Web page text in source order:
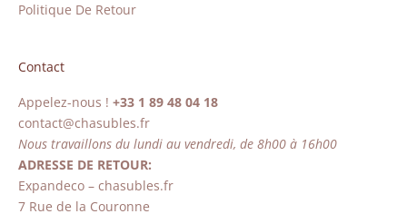
Politique De Retour
Contact
Appelez-nous ! +33 1 89 48 04 18
contact@chasubles.fr
Nous travaillons du lundi au vendredi, de 8h00 à 16h00
ADRESSE DE RETOUR:
Expandeco – chasubles.fr
7 Rue de la Couronne